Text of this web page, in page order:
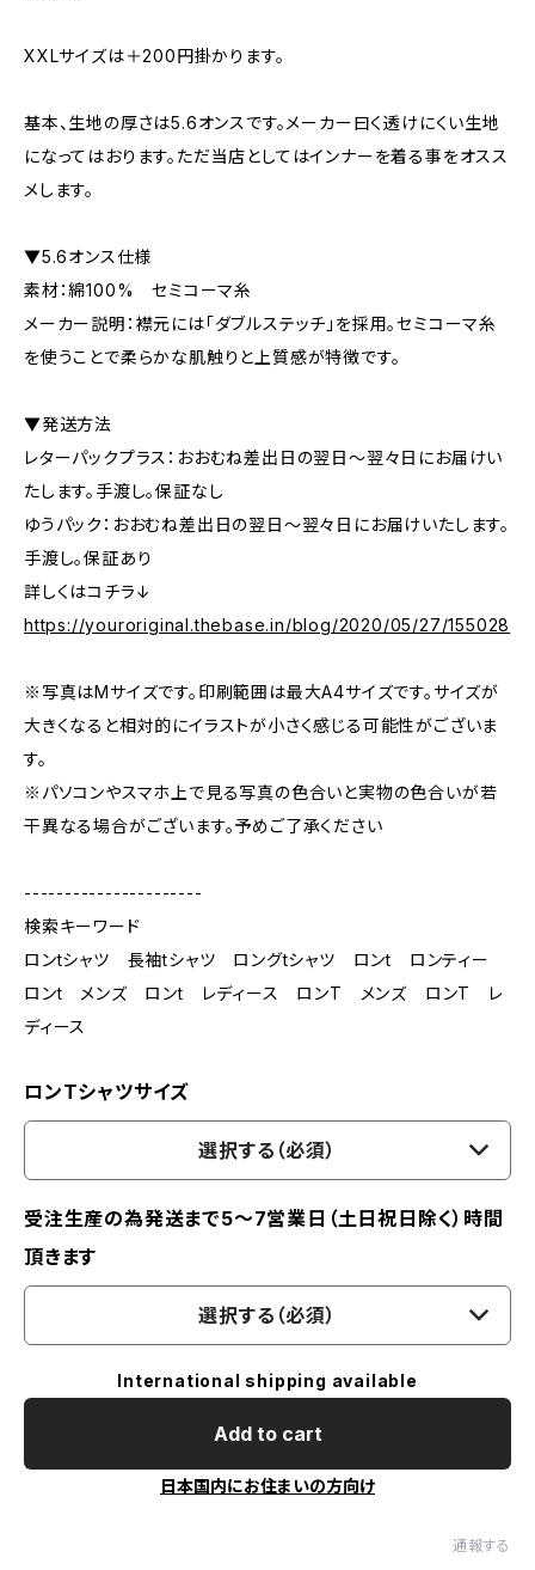
XXLサイズは＋200円掛かります。
基本、生地の厚さは5.6オンスです。メーカー曰く透けにくい生地
になってはおります。ただ当店としてはインナーを着る事をオスス
メします。
▼5.6オンス仕様
素材：綿100% セミコーマ糸
メーカー説明：襟元には「ダブルステッチ」を採用。セミコーマ糸
を使うことで柔らかな肌触りと上質感が特徴です。
▼発送方法
レターパックプラス：おおむね差出日の翌日〜翌々日にお届けい
たします。手渡し。保証なし
ゆうパック：おおむね差出日の翌日〜翌々日にお届けいたします。
手渡し。保証あり
詳しくはコチラ↓
https://youroriginal.thebase.in/blog/2020/05/27/155028
※写真はMサイズです。印刷範囲は最大A4サイズです。サイズが
大きくなると相対的にイラストが小さく感じる可能性がございま
す。
※パソコンやスマホ上で見る写真の色合いと実物の色合いが若
干異なる場合がございます。予めご了承ください
----------------------
検索キーワード
ロンtシャツ 長袖tシャツ ロングtシャツ ロンt ロンティー
ロンt メンズ ロンt レディース ロンT メンズ ロンT レ
ディース
ロンTシャツサイズ
選択する（必須）
受注生産の為発送まで5～7営業日（土日祝日除く）時間
頂きます
選択する（必須）
International shipping available
Add to cart
日本国内にお住まいの方向け
通報する